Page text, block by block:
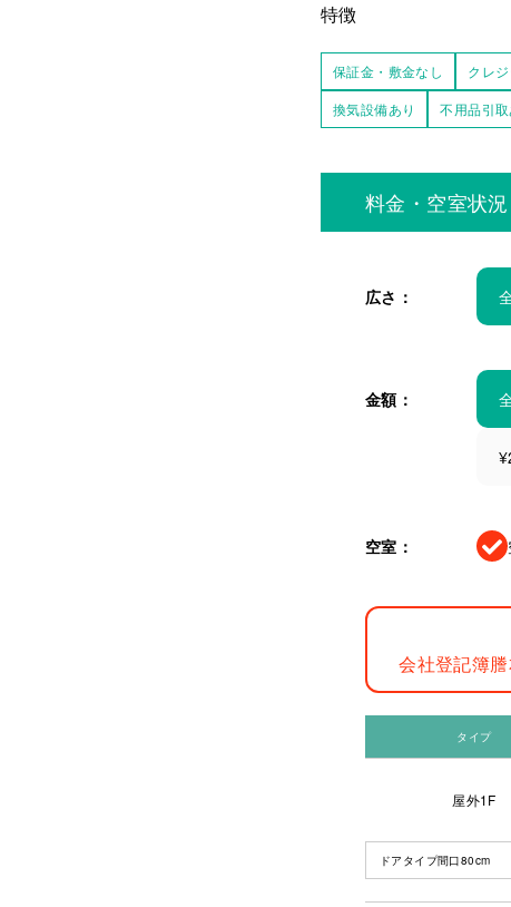
特徴
保証金・敷金なし クレ
換気設備あり
不用品引取
料金・空室状況
広さ：
金額：
空室：
会社登記簿
タイプ
屋外1F
ドアタイプ間口80cm